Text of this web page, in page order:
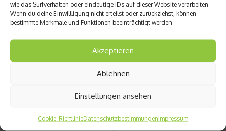
wie das Surfverhalten oder eindeutige IDs auf dieser Website verarbeiten.
Wenn du deine Einwillligung nicht erteilst oder zurückziehst, können
bestimmte Merkmale und Funktionen beeinträchtigt werden.
Akzeptieren
Ablehnen
Einstellungen ansehen
Cookie-RichtlinieDatenschutzbestimmungenImpressum
s
Medie
n Preis
im
Livestr
eam
auf
hleten.
Nächster Beitrag
Schlaf
beeinfl
usst
Testos
piegel